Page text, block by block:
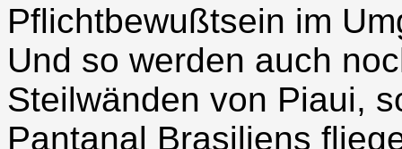
Pflichtbewußtsein im
Und so werden auch
Steilwänden von Piaui,
Pantanal Brasiliens